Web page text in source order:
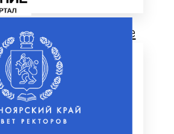
образование
ДОПОЛНИТЕЛЬНОГО